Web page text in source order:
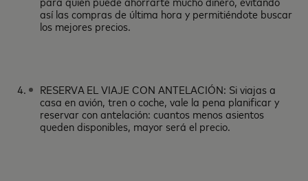
así las compras de última hora y permitiéndote buscar
los mejores precios.
RESERVA EL VIAJE CON ANTELACIÓN: Si viajas a
casa en avión, tren o coche, vale la pena planificar y
reservar con antelación: cuantos menos asientos
queden disponibles, mayor será el precio.